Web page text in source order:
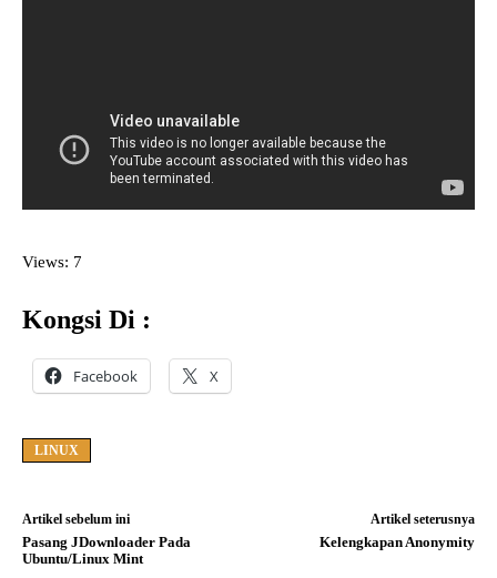
Views: 7
Kongsi Di :
Facebook X
LINUX
Artikel sebelum ini
Pasang JDownloader Pada
Ubuntu/Linux Mint
Artikel seterusnya
Kelengkapan Anonymity